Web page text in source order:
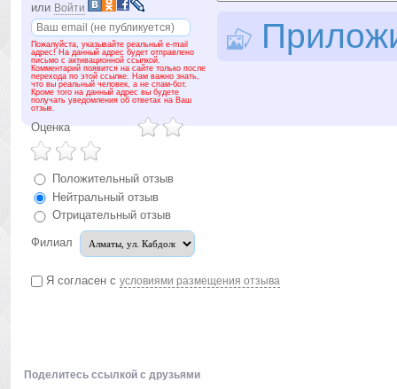
или Войти
Пожалуйста, указывайте реальный e-mail
адрес! На данный адрес будет отправлено
письмо с активационной ссылкой.
Комментарий появится на сайте только после
перехода по этой ссылке. Нам важно знать,
что вы реальный человек, а не спам-бот.
Кроме того на данный адрес вы будете
получать уведомления об ответах на Ваш
отзыв.
Оценка
Положительный отзыв
Нейтральный отзыв
Отрицательный отзыв
Филиал
Я согласен с условиями размещения отзыва
Поделитесь ссылкой с друзьями